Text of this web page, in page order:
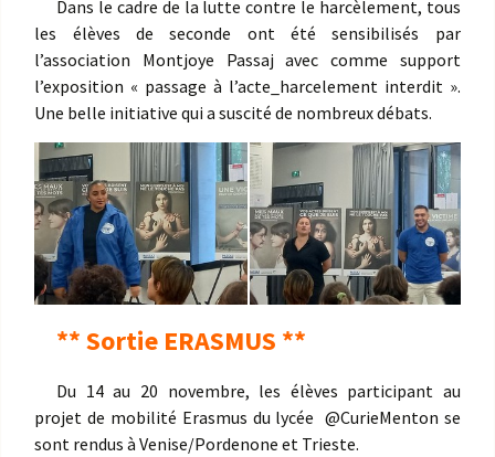
Dans le cadre de la lutte contre le harcèlement, tous
les élèves de seconde ont été sensibilisés par
l’association Montjoye Passaj avec comme support
l’exposition « passage à l’acte_harcelement interdit ».
Une belle initiative qui a suscité de nombreux débats.
** Sortie ERASMUS **
Du 14 au 20 novembre, les élèves participant au
projet de mobilité Erasmus du lycée @CurieMenton se
sont rendus à Venise/Pordenone et Trieste.